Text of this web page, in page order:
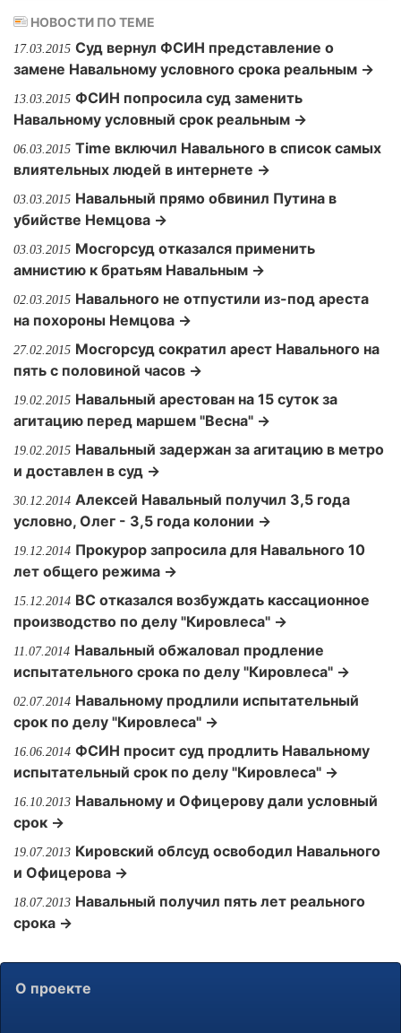
НОВОСТИ ПО ТЕМЕ
17.03.2015 Суд вернул ФСИН представление о
замене Навальному условного срока реальным →
13.03.2015 ФСИН попросила суд заменить
Навальному условный срок реальным →
06.03.2015 Time включил Навального в список самых
влиятельных людей в интернете →
03.03.2015 Навальный прямо обвинил Путина в
убийстве Немцова →
03.03.2015 Мосгорсуд отказался применить
амнистию к братьям Навальным →
02.03.2015 Навального не отпустили из-под ареста
на похороны Немцова →
27.02.2015 Мосгорсуд сократил арест Навального на
пять с половиной часов →
19.02.2015 Навальный арестован на 15 суток за
агитацию перед маршем "Весна" →
19.02.2015 Навальный задержан за агитацию в метро
и доставлен в суд →
30.12.2014 Алексей Навальный получил 3,5 года
условно, Олег - 3,5 года колонии →
19.12.2014 Прокурор запросила для Навального 10
лет общего режима →
15.12.2014 ВС отказался возбуждать кассационное
производство по делу "Кировлеса" →
11.07.2014 Навальный обжаловал продление
испытательного срока по делу "Кировлеса" →
02.07.2014 Навальному продлили испытательный
срок по делу "Кировлеса" →
16.06.2014 ФСИН просит суд продлить Навальному
испытательный срок по делу "Кировлеса" →
16.10.2013 Навальному и Офицерову дали условный
срок →
19.07.2013 Кировский облсуд освободил Навального
и Офицерова →
18.07.2013 Навальный получил пять лет реального
срока →
О проекте